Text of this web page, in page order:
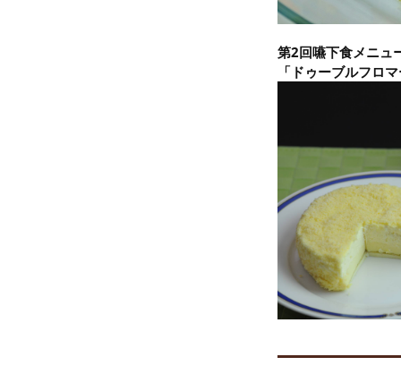
第2回嚥下食メニュ
「ドゥーブルフロ